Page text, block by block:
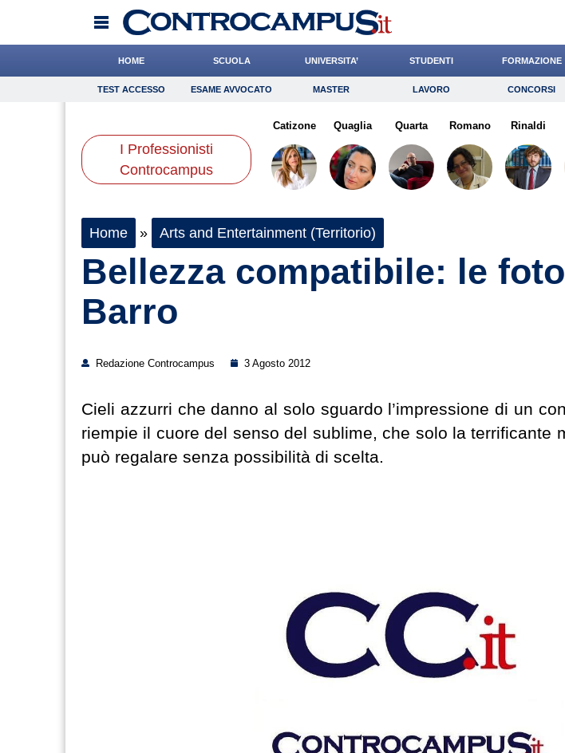
HOME SCUOLA UNIVERSITA’ STUDENTI FORMAZIONE
TEST ACCESSO Esame Avvocato Master Lavoro Concorsi
Consigli Risparmio Diritto
Scienze
TEST ACCESSO ESAME AVVOCATO MASTER LAVORO CONCORSI
I Professionisti
Controcampus
Catizone Quaglia Quarta Romano Rinaldi
Home » Arts and Entertainment (Territorio)
Bellezza compatibile: le
Barro
Redazione Controcampus 3 Agosto 2012
Cieli azzurri che danno al solo sguardo l’impressione di un
riempie il cuore del senso del sublime, che solo la terrificante
può regalare senza possibilità di scelta.